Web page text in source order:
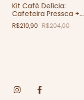
Kit Café Delícia:
Cafeteira Pressca +
Espumador de Leite
R$210,90 R$204,00